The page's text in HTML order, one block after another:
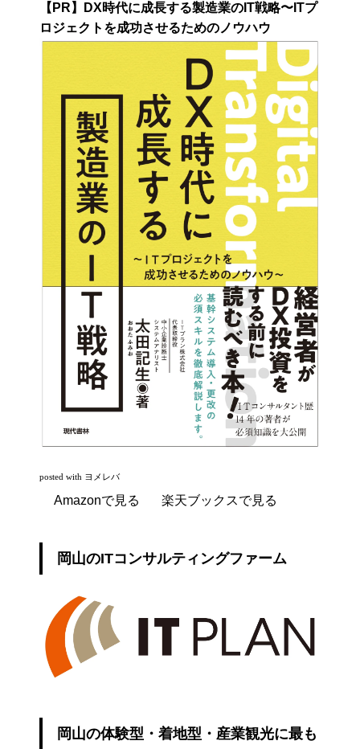
【PR】DX時代に成長する製造業のIT戦略〜ITプ
ロジェクトを成功させるためのノウハウ
posted with ヨメレバ
Amazonで見る 楽天ブックスで見る
岡山のITコンサルティングファーム
岡山の体験型・着地型・産業観光に最も